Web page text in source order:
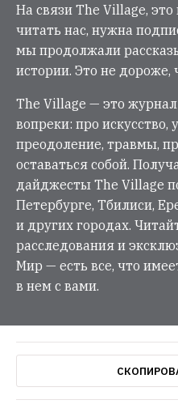
На связи The Village,
читать нас, нужна
мы продолжали
истории. Это не дороже,
The Village — это
вопреки: про искусство,
преодоление, травмы,
оставаться собой.
дайджесты The Village
Петербурге, Тбилиси,
и других городах.
расследования и
Мир — есть все, что
в нем с вами.